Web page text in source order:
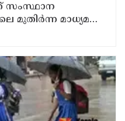
സംസ്ഥാന
മുതിർന്ന മാധ്യമ
മൊഗ്രാൽ